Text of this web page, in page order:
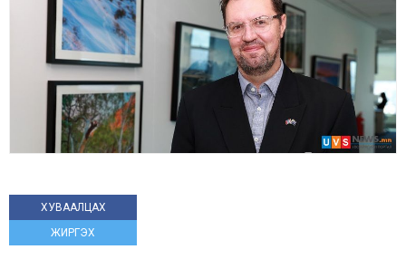
ХУВААЛЦАХ
ЖИРГЭХ